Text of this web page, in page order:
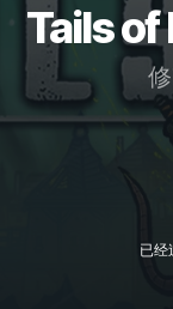
Tails of
已